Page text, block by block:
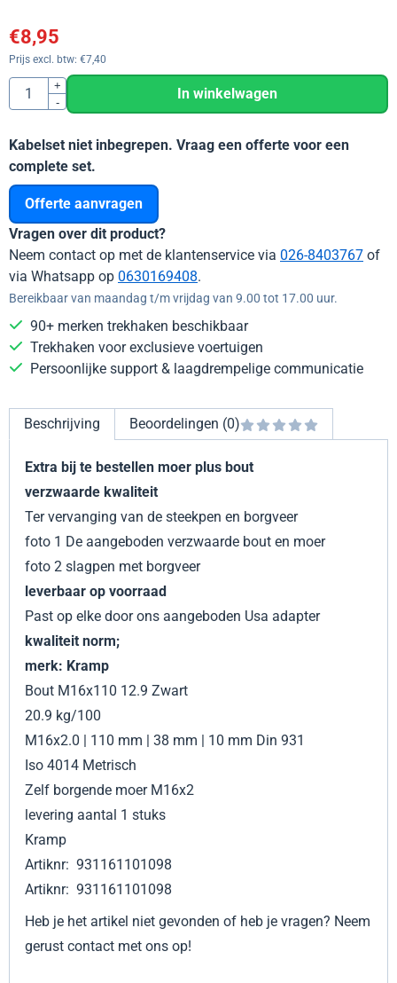
€8,95
Prijs excl. btw: €7,40
Aantal
+
-
In winkelwagen
Kabelset niet inbegrepen. Vraag een offerte voor een
complete set.
Offerte aanvragen
Vragen over dit product?
Neem contact op met de klantenservice via 026-8403767 of
via Whatsapp op 0630169408.
Bereikbaar van maandag t/m vrijdag van 9.00 tot 17.00 uur.
90+ merken trekhaken beschikbaar
Trekhaken voor exclusieve voertuigen
Persoonlijke support & laagdrempelige communicatie
Beschrijving Beoordelingen (0)
Extra bij te bestellen moer plus bout
verzwaarde kwaliteit
Ter vervanging van de steekpen en borgveer
foto 1 De aangeboden verzwaarde bout en moer
foto 2 slagpen met borgveer
leverbaar op voorraad
Past op elke door ons aangeboden Usa adapter
kwaliteit norm;
merk: Kramp
Bout M16x110 12.9 Zwart
20.9 kg/100
M16x2.0 | 110 mm | 38 mm | 10 mm Din 931
Iso 4014 Metrisch
Zelf borgende moer M16x2
levering aantal 1 stuks
Kramp
Artiknr: 931161101098
Artiknr: 931161101098
Heb je het artikel niet gevonden of heb je vragen? Neem
gerust contact met ons op!